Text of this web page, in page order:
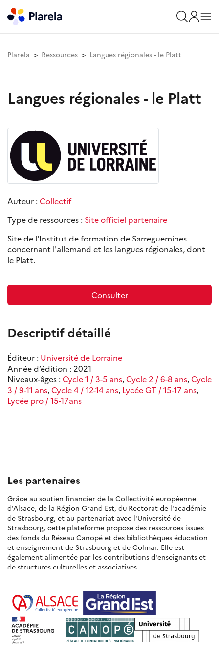
Plarela Ressources Langues régionales - le Platt
Langues régionales - le Platt
Auteur : Collectif
Type de ressources : Site officiel partenaire
Site de l'Institut de formation de Sarreguemines
concernant l'allemand et les langues régionales, dont
le Platt.
Consulter
Descriptif détaillé
Éditeur : Université de Lorraine
Année d’édition : 2021
Niveaux-âges : Cycle 1 / 3-5 ans,Cycle 2 / 6-8 ans,Cycle
3 / 9-11 ans,Cycle 4 / 12-14 ans, Lycée GT / 15-17 ans,
Lycée pro / 15-17ans
Les partenaires
Grâce au soutien financier de la Collectivité européenne
d'Alsace, de la Région Grand Est, du Rectorat de l'académie
de Strasbourg, et au partenariat avec l'Université de
Strasbourg, cette plateforme propose des ressources issues
des fonds du Réseau Canopé et des bibliothèques éducation
et enseignement de Strasbourg et de Colmar. Elle est
également alimentée par les contributions d'enseignants et
de structures culturelles et associatives.